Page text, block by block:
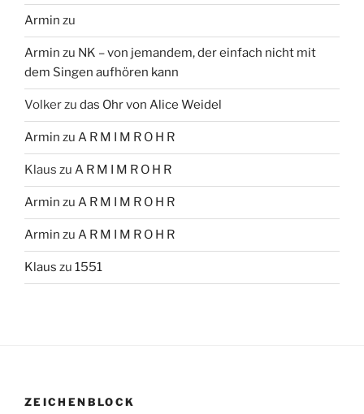
Armin zu
Armin zu NK – von jemandem, der einfach nicht mit
dem Singen aufhören kann
Volkerzu das Ohr von Alice Weidel
Armin zu A R M I M R O H R
Klaus zu A R M I M R O H R
Armin zu A R M I M R O H R
Armin zu A R M I M R O H R
Klaus zu 1551
ZEICHENBLOCK